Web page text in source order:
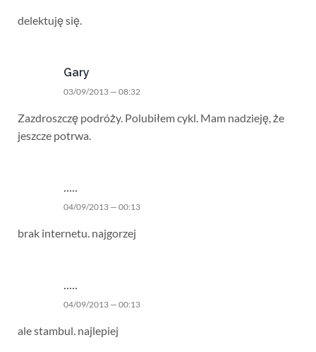
delektuję się.
Gary
03/09/2013 — 08:32
Zazdroszczę podróży. Polubiłem cykl. Mam nadzieję, że
jeszcze potrwa.
.....
04/09/2013 — 00:13
brak internetu. najgorzej
.....
04/09/2013 — 00:13
ale stambul. najlepiej